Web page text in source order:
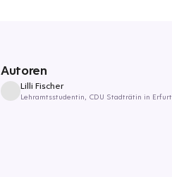
Autoren
Lilli Fischer
Lehramtsstudentin, CDU Stadträtin in Erfurt